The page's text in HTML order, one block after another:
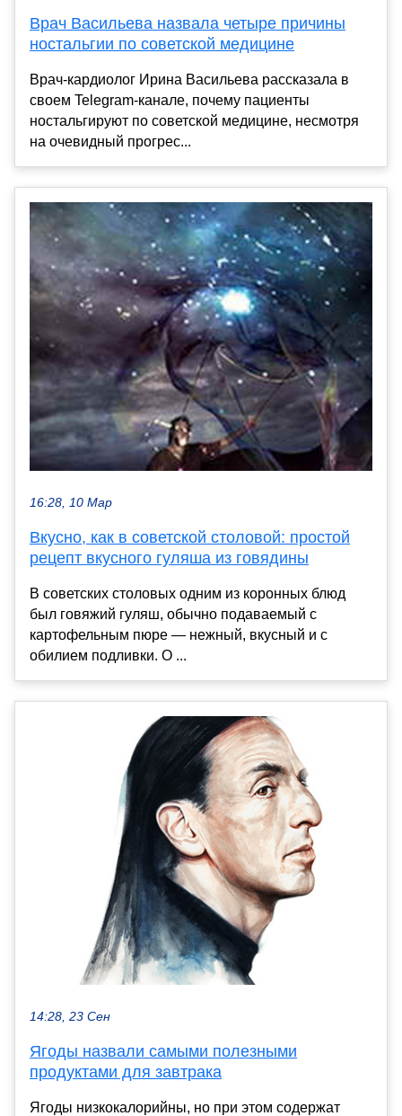
Врач Васильева назвала четыре причины
ностальгии по советской медицине
Врач-кардиолог Ирина Васильева рассказала в
своем Telegram-канале, почему пациенты
ностальгируют по советской медицине, несмотря
на очевидный прогрес...
16:28, 10 Мар
Вкусно, как в советской столовой: простой
рецепт вкусного гуляша из говядины
В советских столовых одним из коронных блюд
был говяжий гуляш, обычно подаваемый с
картофельным пюре — нежный, вкусный и с
обилием подливки. О ...
14:28, 23 Сен
Ягоды назвали самыми полезными
продуктами для завтрака
Ягоды низкокалорийны, но при этом содержат